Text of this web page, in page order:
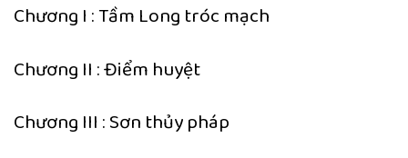
Chương I : Tầm Long tróc mạch
Chương II : Điểm huyệt
Chương III : Sơn thủy pháp